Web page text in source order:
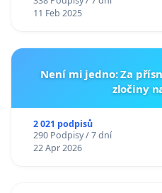
11 Feb 2025
Není mi jedno: Za
zločiny
2 021 podpisů
290 Podpisy / 7 dní
22 Apr 2026